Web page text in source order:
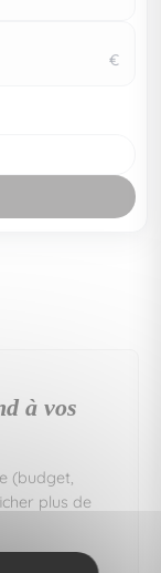
€
à vos
(budget,
plus de
: nous